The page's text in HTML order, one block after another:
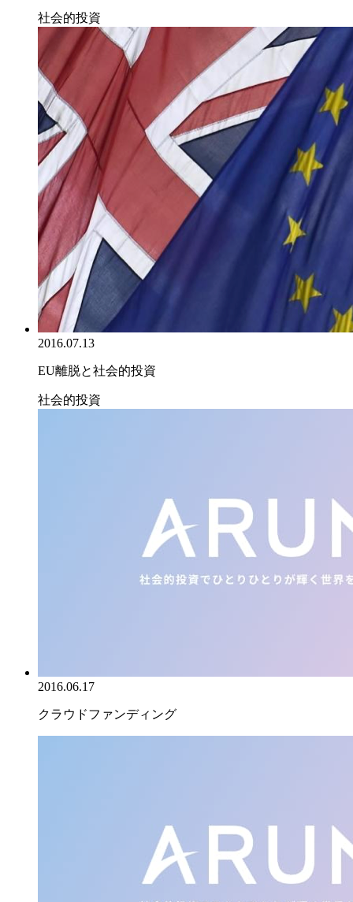
社会的投資
2016.07.13
EU離脱と社会的投資
社会的投資
2016.06.17
クラウドファンディング